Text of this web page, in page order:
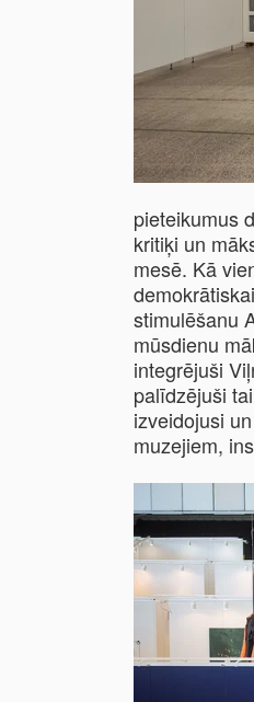
pieteikumus
kritiķi un
mesē. Kā
stimulēšanu
mūsdienu
integrējuši
palīdzējuši
izveidojusi
muzejiem,